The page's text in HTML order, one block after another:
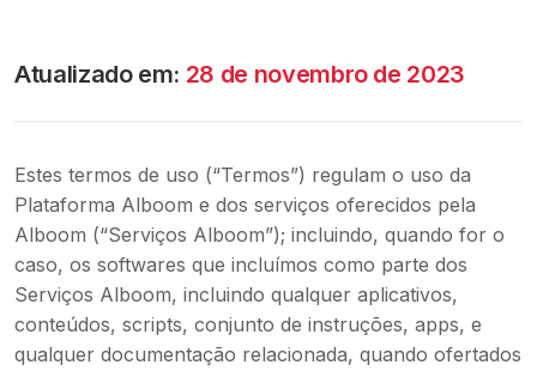
Atualizado em: 28 de novembro de 2023
Estes termos de uso (“Termos”) regulam o uso da
Plataforma Alboom e dos serviços oferecidos pela
Alboom (“Serviços Alboom”); incluindo, quando for o
caso, os softwares que incluímos como parte dos
Serviços Alboom, incluindo qualquer aplicativos,
conteúdos, scripts, conjunto de instruções, apps, e
qualquer documentação relacionada, quando ofertados